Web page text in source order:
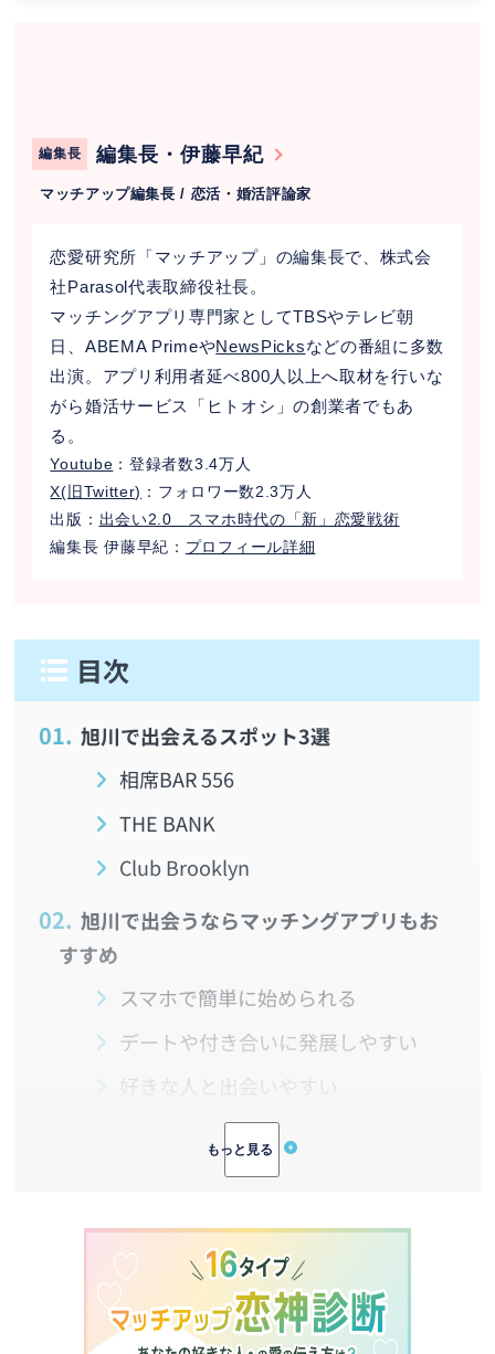
編集長 編集長・伊藤早紀
マッチアップ編集長 / 恋活・婚活評論家
恋愛研究所「マッチアップ」の編集長で、株式会
社Parasol代表取締役社長。
マッチングアプリ専門家としてTBSやテレビ朝
日、ABEMA PrimeやNewsPicksなどの番組に多数
出演。アプリ利用者延べ800人以上へ取材を行いな
がら婚活サービス「ヒトオシ」の創業者でもあ
る。
Youtube ：登録者数3.4万人
X(旧Twitter) ：フォロワー数2.3万人
出版： 出会い2.0 スマホ時代の「新」恋愛戦術
編集長 伊藤早紀： プロフィール詳細
1. 旭川で出会えるスポット3選
相席BAR 556
THE BANK
Club Brooklyn
2. 旭川で出会うならマッチングアプリもお
すすめ
スマホで簡単に始められる
デートや付き合いに発展しやすい
好きな人と出会いやすい
旭川で出会えるマッチングアプリ！おす
No.1の初心者向けアプリ
with（ウィズ）
タップル（tapple）